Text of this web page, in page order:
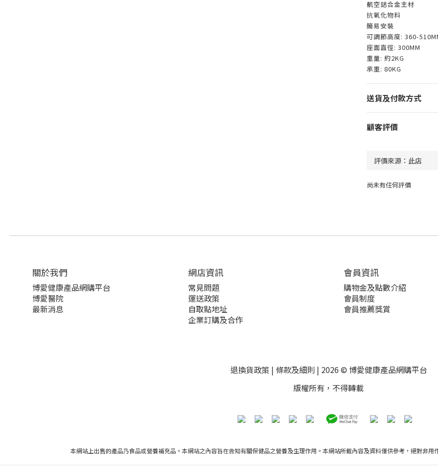
航空鋁合金主材
抗氧化物料
簡易安裝
可調節高度: 360-
座面直徑: 300MM
重量: 約2KG
承重: 80KG
送貨及付款方式
顧客評價
尚未有任何評價
關於我們‎
博愛健康產品網購平台
博愛醫院
最新消息
網店資訊
常見問題
運送政策
自取點地址
企業訂購及合作
會員資訊
購物金及點數介紹
會員制度
會員推薦獎賞
退換貨政策 | 條款及細則 | 2026 © 博愛健康產品網購平台
版權所有，不得轉載
本網站上出售的產品乃食品或營養補充品。本網站之內容旨在告知有關保健品之營養及生理作用。本網站所載內容及資料僅供參考，絕對非